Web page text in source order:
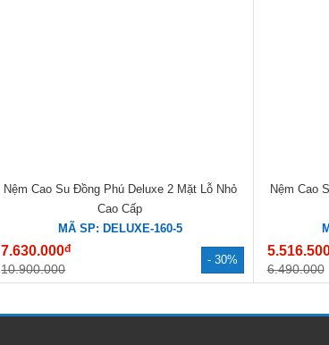
Nệm Cao Su Đồng Phú Deluxe 2 Mặt Lỗ Nhỏ
MÃ SP: DELUXE-160-5
7.630.000đ
Nệm Cao